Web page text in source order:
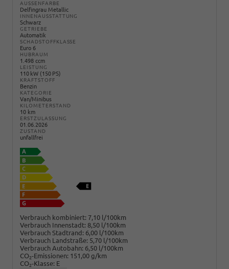
AUSSENFARBE
Delfingrau Metallic
INNENAUSSTATTUNG
Schwarz
GETRIEBE
Automatik
SCHADSTOFFKLASSE
Euro 6
HUBRAUM
1.498 ccm
LEISTUNG
110 kW (150 PS)
KRAFTSTOFF
Benzin
KATEGORIE
Van/Minibus
KILOMETERSTAND
10 km
ERSTZULASSUNG
01.06.2026
ZUSTAND
unfallfrei
Verbrauch kombiniert: 7,10 l/100km
Verbrauch Innenstadt: 8,50 l/100km
Verbrauch Stadtrand: 6,00 l/100km
Verbrauch Landstraße: 5,70 l/100km
Verbrauch Autobahn: 6,50 l/100km
CO2-Emissionen: 151,00 g/km
CO2-Klasse: E